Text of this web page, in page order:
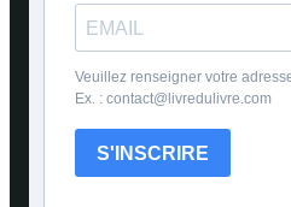
Veuillez renseigner votre
Ex. : contact@livredulivre.com
S'INSCRIRE